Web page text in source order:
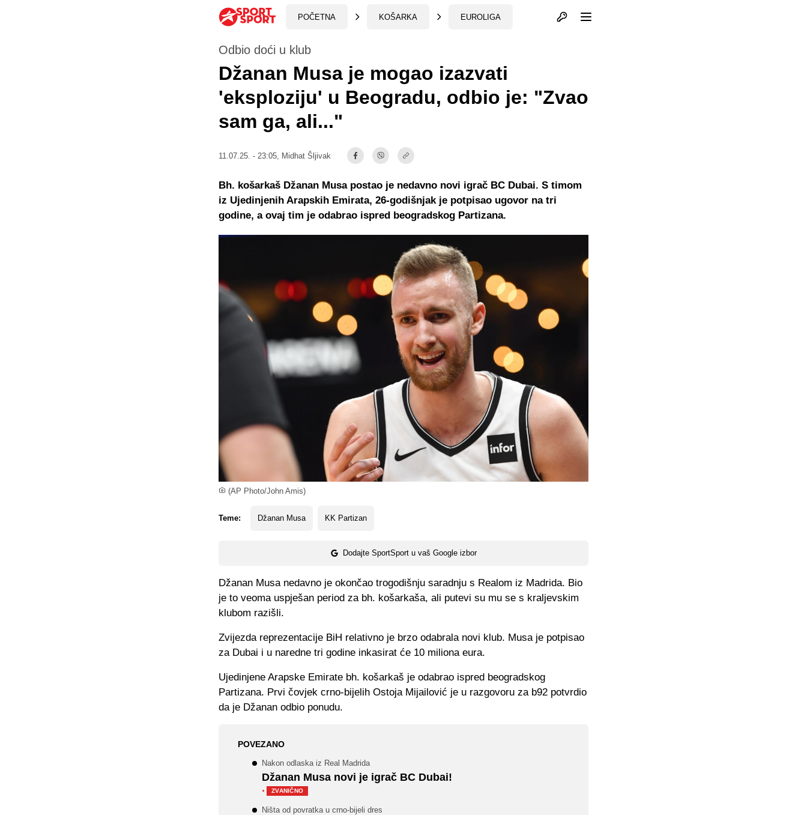
POČETNA KOŠARKA EUROLIGA Otvori profil
(AP Photo/John Amis)
Odbio doći u klub
Džanan Musa je mogao izazvati
'eksploziju' u Beogradu, odbio je: "Zvao
sam ga, ali..."
11.07.25. - 23:05, Midhat Šljivak
Teme: Džanan Musa KK Partizan
Dodajte SportSport u vaš Google izbor
Bh. košarkaš Džanan Musa postao je nedavno novi igrač BC Dubai. S timom
iz Ujedinjenih Arapskih Emirata, 26-godišnjak je potpisao ugovor na tri
godine, a ovaj tim je odabrao ispred beogradskog Partizana.
Džanan Musa nedavno je okončao trogodišnju saradnju s Realom iz Madrida. Bio
je to veoma uspješan period za bh. košarkaša, ali putevi su mu se s kraljevskim
klubom razišli.
Zvijezda reprezentacije BiH relativno je brzo odabrala novi klub. Musa je potpisao
za Dubai i u naredne tri godine inkasirat će 10 miliona eura.
Ujedinjene Arapske Emirate bh. košarkaš je odabrao ispred beogradskog
Partizana. Prvi čovjek crno-bijelih Ostoja Mijailović je u razgovoru za b92 potvrdio
da je Džanan odbio ponudu.
POVEZANO
Nakon odlaska iz Real Madrida
Džanan Musa novi je igrač BC Dubai!
·
ZVANIČNO
Ništa od povratka u crno-bijeli dres